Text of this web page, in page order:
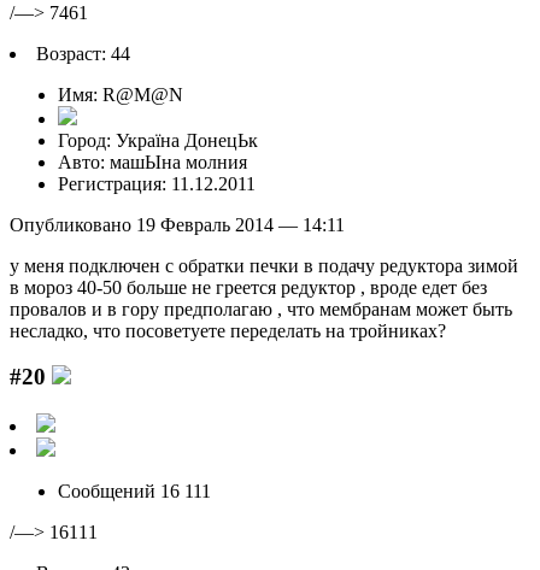
/—> 7461
Возраст: 44
Имя: R@M@N
Город: Україна ДонецЬк
Авто: машЫна молния
Регистрация: 11.12.2011
Опубликовано 19 Февраль 2014 — 14:11
у меня подключен с обратки печки в подачу редуктора зимой
в мороз 40-50 больше не греется редуктор , вроде едет без
провалов и в гору предполагаю , что мембранам может быть
несладко, что посоветуете переделать на тройниках?
#20
Сообщений 16 111
/—> 16111